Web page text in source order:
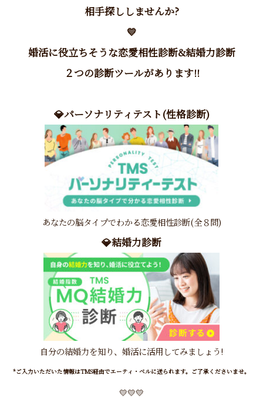
相手探ししませんか?
💛
婚活に役立ちそうな恋愛相性診断&結婚力診断
２つの診断ツールがあります!!
💎パーソナリティテスト(性格診断)
あなたの脳タイプでわかる恋愛相性診断(全８問)
💎結婚力診断
自分の結婚力を知り、婚活に活用してみましょう!
*ご入力いただいた情報はTMS経由でエーティ・ベルに送られます。ご了承くださいませ。
💛💛💛